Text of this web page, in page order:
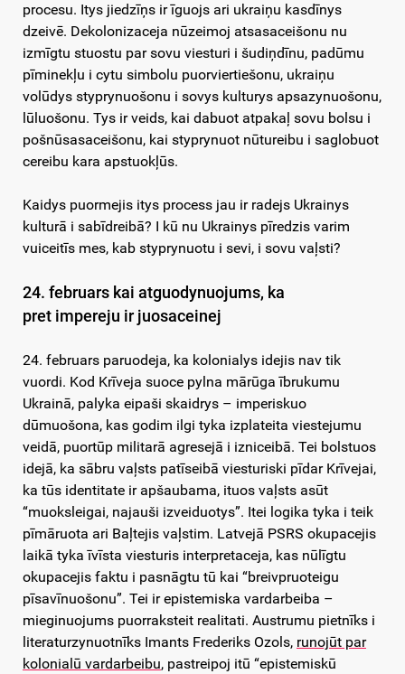
procesu. Itys jiedzīņs ir īguojs ari ukraiņu kasdīnys
dzeivē. Dekolonizaceja nūzeimoj atsasaceišonu nu
izmīgtu stuostu par sovu viesturi i šudiņdīnu, padūmu
pīminekļu i cytu simbolu puorviertiešonu, ukraiņu
volūdys styprynuošonu i sovys kulturys apsazynuošonu,
lūluošonu. Tys ir veids, kai dabuot atpakaļ sovu bolsu i
pošnūsasaceišonu, kai styprynuot nūtureibu i saglobuot
cereibu kara apstuokļūs.
Kaidys puormejis itys process jau ir radejs Ukrainys
kulturā i sabīdreibā? I kū nu Ukrainys pīredzis varim
vuiceitīs mes, kab styprynuotu i sevi, i sovu vaļsti?
24. februars kai atguodynuojums, ka
pret impereju ir juosaceinej
24. februars paruodeja, ka kolonialys idejis nav tik
vuordi. Kod Krīveja suoce pylna mārūga ībrukumu
Ukrainā, palyka eipaši skaidrys – imperiskuo
dūmuošona, kas godim ilgi tyka izplateita viestejumu
veidā, puortūp militarā agresejā i izniceibā. Tei bolstuos
idejā, ka sābru vaļsts patīseibā viesturiski pīdar Krīvejai,
ka tūs identitate ir apšaubama, ituos vaļsts asūt
“muoksleigai, najauši izveiduotys”. Itei logika tyka i teik
pīmāruota ari Baļtejis vaļstim. Latvejā PSRS okupacejis
laikā tyka īvīsta viesturis interpretaceja, kas nūlīgtu
okupacejis faktu i pasnāgtu tū kai “breivpruoteigu
pīsavīnuošonu”. Tei ir epistemiska vardarbeiba –
mieginuojums puorraksteit realitati. Austrumu pietnīks i
literaturzynuotnīks Imants Frederiks Ozols, runojūt par
kolonialū vardarbeibu, pastreipoj itū “epistemiskū